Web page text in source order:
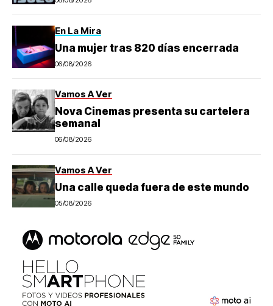
En La Mira
Una mujer tras 820 días encerrada
06/08/2026
Vamos A Ver
Nova Cinemas presenta su cartelera
semanal
06/08/2026
Vamos A Ver
Una calle queda fuera de este mundo
05/08/2026